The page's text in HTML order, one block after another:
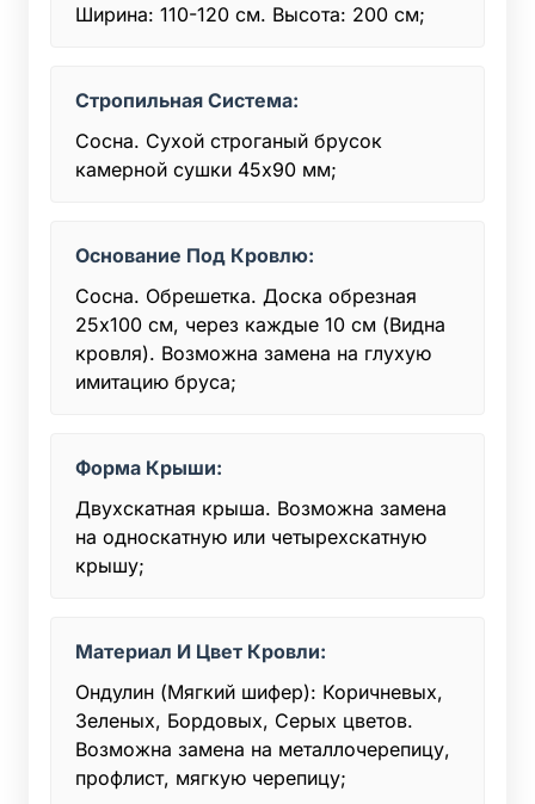
Ширина: 110-120 см. Высота: 200 см;
Стропильная Система:
Сосна. Сухой строганый брусок
камерной сушки 45x90 мм;
Основание Под Кровлю:
Сосна. Обрешетка. Доска обрезная
25х100 см, через каждые 10 см (Видна
кровля). Возможна замена на глухую
имитацию бруса;
Форма Крыши:
Двухскатная крыша. Возможна замена
на односкатную или четырехскатную
крышу;
Материал И Цвет Кровли:
Ондулин (Мягкий шифер): Коричневых,
Зеленых, Бордовых, Серых цветов.
Возможна замена на металлочерепицу,
профлист, мягкую черепицу;